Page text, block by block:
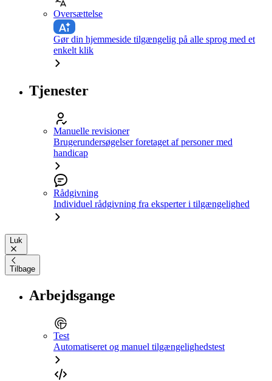
Oversættelse
Gør din hjemmeside tilgængelig på alle sprog med et
enkelt klik
Tjenester
Manuelle revisioner
Brugerundersøgelser foretaget af personer med
handicap
Rådgivning
Individuel rådgivning fra eksperter i tilgængelighed
Luk
Tilbage
Arbejdsgange
Test
Automatiseret og manuel tilgængelighedstest